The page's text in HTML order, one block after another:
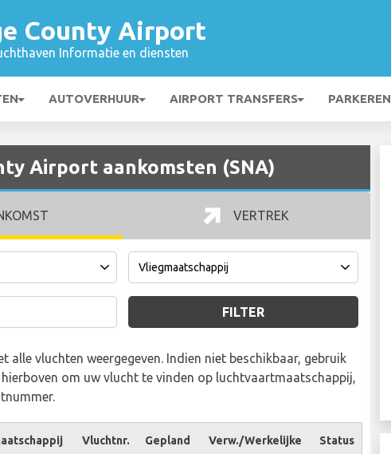
County Airport
Informatie en diensten
AUTOVERHUUR AIRPORT TRANSFERS PARKEREN
Airport aankomsten (SNA)
VERTREK
FILTER
alle vluchten weergegeven. Indien niet beschikbaar, gebruik
om uw vlucht te vinden op luchtvaartmaatschappij,
Vluchtnr. Gepland Verw./Werkelijke Status